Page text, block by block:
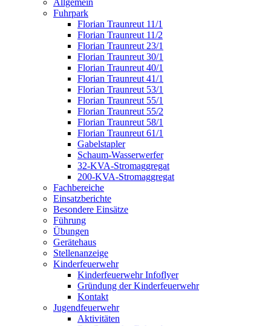
Allgemein
Fuhrpark
Florian Traunreut 11/1
Florian Traunreut 11/2
Florian Traunreut 23/1
Florian Traunreut 30/1
Florian Traunreut 40/1
Florian Traunreut 41/1
Florian Traunreut 53/1
Florian Traunreut 55/1
Florian Traunreut 55/2
Florian Traunreut 58/1
Florian Traunreut 61/1
Gabelstapler
Schaum-Wasserwerfer
32-KVA-Stromaggregat
200-KVA-Stromaggregat
Fachbereiche
Einsatzberichte
Besondere Einsätze
Führung
Übungen
Gerätehaus
Stellenanzeige
Kinderfeuerwehr
Kinderfeuerwehr Infoflyer
Gründung der Kinderfeuerwehr
Kontakt
Jugendfeuerwehr
Aktivitäten